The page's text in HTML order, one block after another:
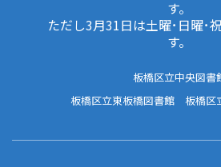
す。
ただし3月31日は土曜･日曜･
す。
板橋区立中央図書
板橋区立東板橋図書館
板橋区